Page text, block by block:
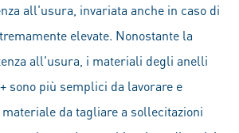
all'usura, invariata anche in caso di
elevate. Nonostante la
all'usura, i materiali degli anelli
sono più semplici da lavorare e
da tagliare a sollecitazioni